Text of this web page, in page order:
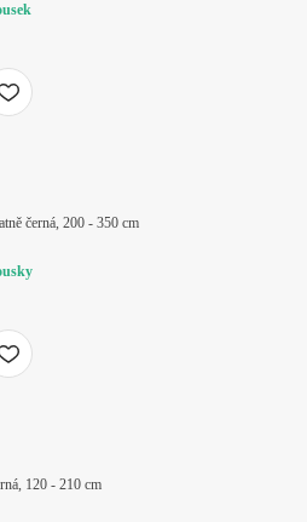
černá, 200 - 350 cm
120 - 210 cm